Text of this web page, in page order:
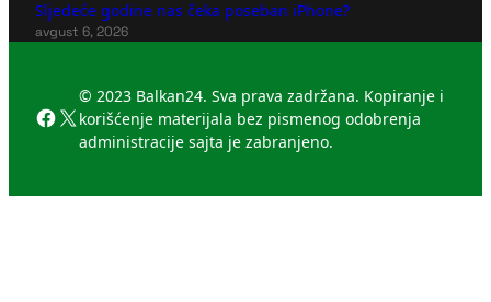
Sljedeće godine nas čeka poseban iPhone?
avgust 6, 2026
Facebook
X
© 2023 Balkan24. Sva prava zadržana. Kopiranje i
korišćenje materijala bez pismenog odobrenja
administracije sajta je zabranjeno.